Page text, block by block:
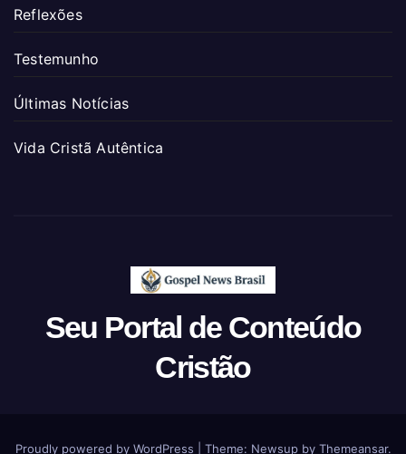
Reflexões
Testemunho
Últimas Notícias
Vida Cristã Autêntica
Seu Portal de Conteúdo
Cristão
Proudly powered by WordPress Theme: Newsup by Themeansar.